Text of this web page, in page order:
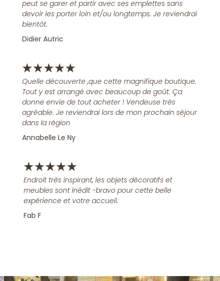
peut se garer et partir avec ses emplettes sans
devoir les porter loin et/ou longtemps. Je reviendrai
bientôt.
Didier Autric
★★★★★
Quelle découverte ,que cette magnifique boutique.
Tout y est arrangé avec beaucoup de goût. Ça
donne envie de tout acheter ! Vendeuse très
agréable. Je reviendrai lors de mon prochain séjour
dans la région
Annabelle Le Ny
★★★★★
Endroit très inspirant, les objets décoratifs et
meubles sont inédit -bravo pour cette belle
expérience et votre accueil.
Fab F